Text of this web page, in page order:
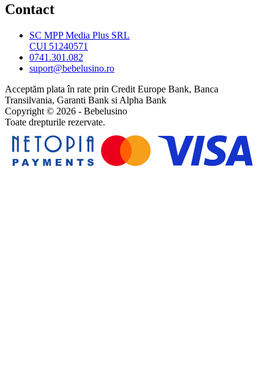
Contact
SC MPP Media Plus SRL
CUI 51240571
0741.301.082
suport@bebelusino.ro
Acceptăm plata în rate prin Credit Europe Bank, Banca
Transilvania, Garanti Bank si Alpha Bank
Copyright © 2026 - Bebelusino
Toate drepturile rezervate.